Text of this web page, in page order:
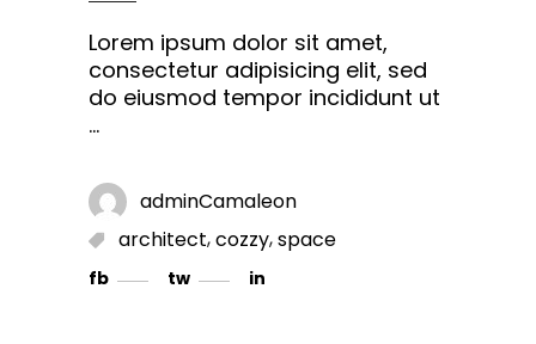
Lorem ipsum dolor sit amet,
consectetur adipisicing elit, sed
do eiusmod tempor incididunt ut
adminCamaleon
architect,cozzy,space
fb tw in